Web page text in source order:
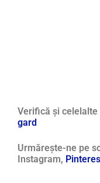
Verifică și
gard
Urmărește-ne pe
Instagram,